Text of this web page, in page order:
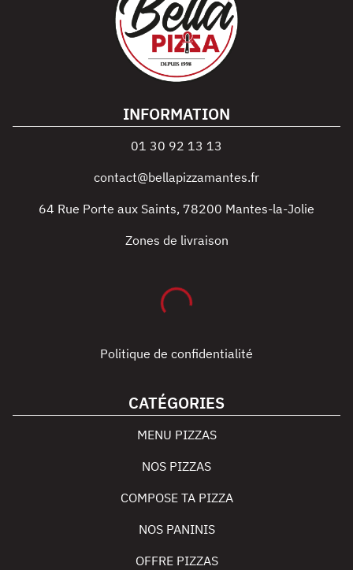
INFORMATION
01 30 92 13 13
contact@bellapizzamantes.fr
64 Rue Porte aux Saints, 78200 Mantes-la-Jolie
Zones de livraison
Politique de confidentialité
CATÉGORIES
MENU PIZZAS
NOS PIZZAS
COMPOSE TA PIZZA
NOS PANINIS
OFFRE PIZZAS